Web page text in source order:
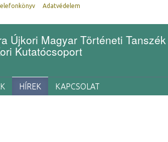
Adatvédelem
Újkori Magyar Történeti Tanszék
Kutatócsoport
HÍREK KAPCSOLAT